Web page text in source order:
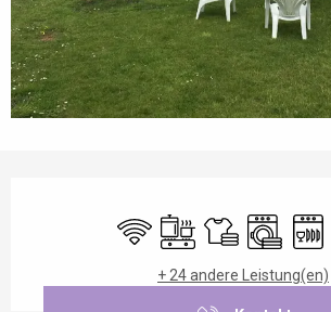
Wi-Fi KochplatteBettwäsche und
+ 24 andere Leistung(en)